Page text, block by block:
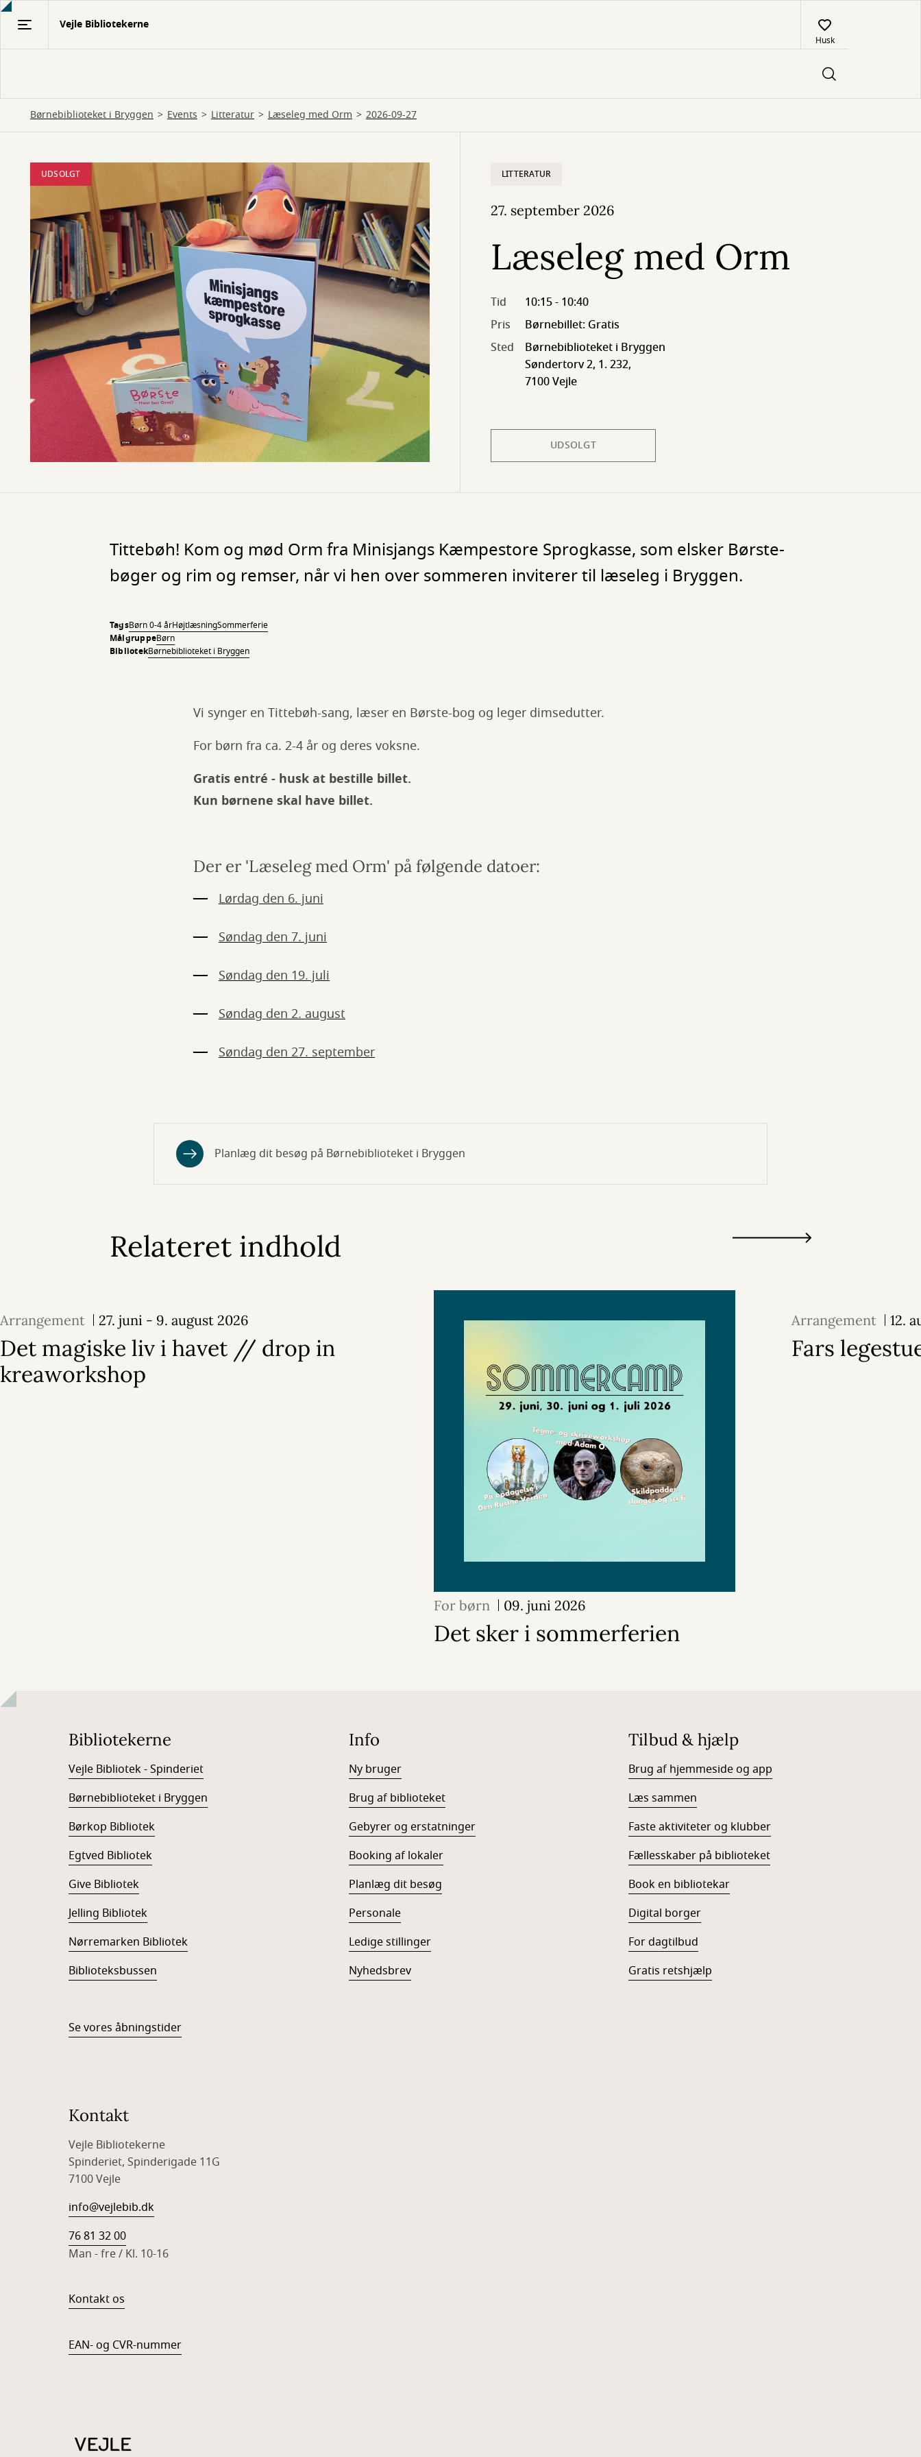
Gå
Vejle Bibliotekerne
Husk
Børnebiblioteket i Bryggen Events Litteratur Læseleg med Orm 2026-09-27
UDSOLGT LITTERATUR
27. september 2026
Læseleg med Orm
Tid
10:15 - 10:40
Pris
Børnebillet: Gratis
Sted
Børnebiblioteket i Bryggen
Søndertorv 2, 1. 232,
7100 Vejle
UDSOLGT
Tittebøh! Kom og mød Orm fra Minisjangs Kæmpestore Sprogkasse, som elsker Børste-
bøger og rim og remser, når vi hen over sommeren inviterer til læseleg i Bryggen.
TagsBørn 0-4 årHøjtlæsningSommerferie
MålgruppeBørn
BibliotekBørnebiblioteket i Bryggen
Vi synger en Tittebøh-sang, læser en Børste-bog og leger dimsedutter.
For børn fra ca. 2-4 år og deres voksne.
Gratis entré - husk at bestille billet.
Kun børnene skal have billet.
Der er 'Læseleg med Orm' på følgende datoer:
Lørdag den 6. juni
Søndag den 7. juni
Søndag den 19. juli
Søndag den 2. august
Søndag den 27. september
Planlæg dit besøg på Børnebiblioteket i Bryggen
Relateret indhold
Arrangement 27. juni - 9. august 2026
Det magiske liv i havet // drop in
kreaworkshop
For børn 09. juni 2026
Det sker i sommerferien
Arrangement 12.
Fars
Bibliotekerne
Vejle Bibliotek - Spinderiet
Børnebiblioteket i Bryggen
Børkop Bibliotek
Egtved Bibliotek
Give Bibliotek
Jelling Bibliotek
Nørremarken Bibliotek
Biblioteksbussen
Se vores åbningstider
Info
Ny bruger
Brug af biblioteket
Gebyrer og erstatninger
Booking af lokaler
Planlæg dit besøg
Personale
Ledige stillinger
Nyhedsbrev
Tilbud & hjælp
Brug af hjemmeside og app
Læs sammen
Faste aktiviteter og klubber
Fællesskaber på biblioteket
Book en bibliotekar
Digital borger
For dagtilbud
Gratis retshjælp
Kontakt
Vejle Bibliotekerne
Spinderiet, Spinderigade 11G
7100 Vejle
info@vejlebib.dk
76 81 32 00
Man - fre / Kl. 10-16
Kontakt os
EAN- og CVR-nummer